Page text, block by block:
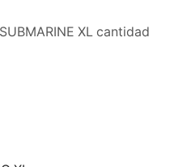
XL cantidad